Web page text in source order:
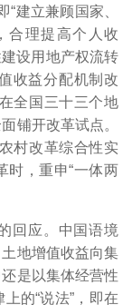
“建立兼顾国家、
合理提高个人收
建设用地产权流转
收益分配机制改
全国三十三个地
铺开改革试点。
村改革综合性实
时，重申“一体两
回应。中国语境
地增值收益向集
是以集体经营性
的“说法”，即在